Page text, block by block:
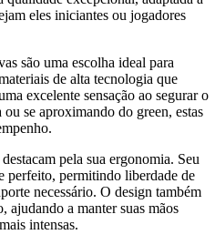
eles iniciantes ou jogadores
são uma escolha ideal para
de alta tecnologia que
excelente sensação ao segurar o
se aproximando do green, estas
pela sua ergonomia. Seu
perfeito, permitindo liberdade de
necessário. O design também
ajudando a manter suas mãos
intensas.